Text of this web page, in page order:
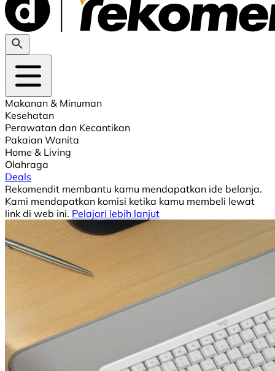
Makanan & Minuman
Kesehatan
Perawatan dan Kecantikan
Pakaian Wanita
Home & Living
Olahraga
Deals
Rekomendit membantu kamu mendapatkan ide belanja.
Kami mendapatkan komisi ketika kamu membeli lewat
link di web ini. Pelajari lebih lanjut